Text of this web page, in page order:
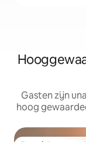
Gasten zijn
hoog